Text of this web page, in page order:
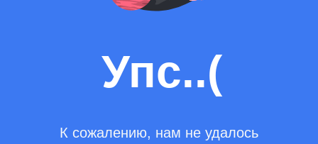
Упс..(
К сожалению, нам не удалось